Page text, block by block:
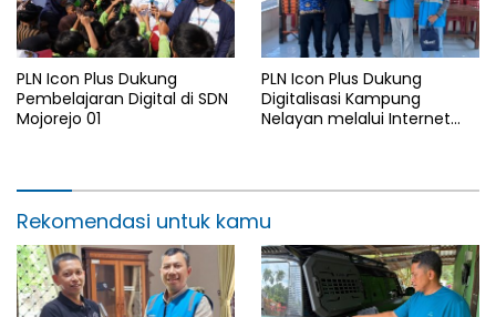
PLN Icon Plus Dukung
Pembelajaran Digital di SDN
Mojorejo 01
PLN Icon Plus Dukung
Digitalisasi Kampung
Nelayan melalui Internet
Rekomendasi untuk kamu